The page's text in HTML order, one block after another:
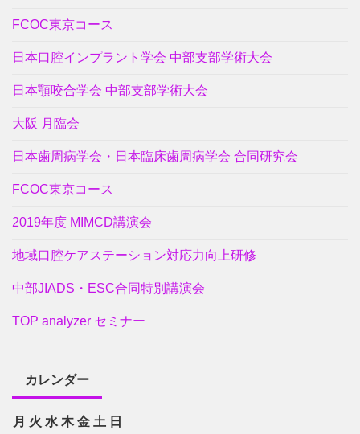
FCOC東京コース
日本口腔インプラント学会 中部支部学術大会
日本顎咬合学会 中部支部学術大会
大阪 月臨会
日本歯周病学会・日本臨床歯周病学会 合同研究会
FCOC東京コース
2019年度 MIMCD講演会
地域口腔ケアステーション対応力向上研修
中部JIADS・ESC合同特別講演会
TOP analyzer セミナー
カレンダー
月 火 水 木 金 土 日